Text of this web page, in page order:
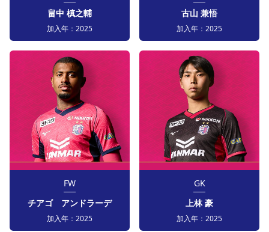
畠中 槙之輔
加入年： 2025
古山 兼悟
加入年： 2025
FW
チアゴ アンドラーデ
加入年： 2025
GK
上林 豪
加入年： 2025